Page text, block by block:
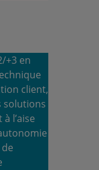
+3 en
client,
solutions
l’aise